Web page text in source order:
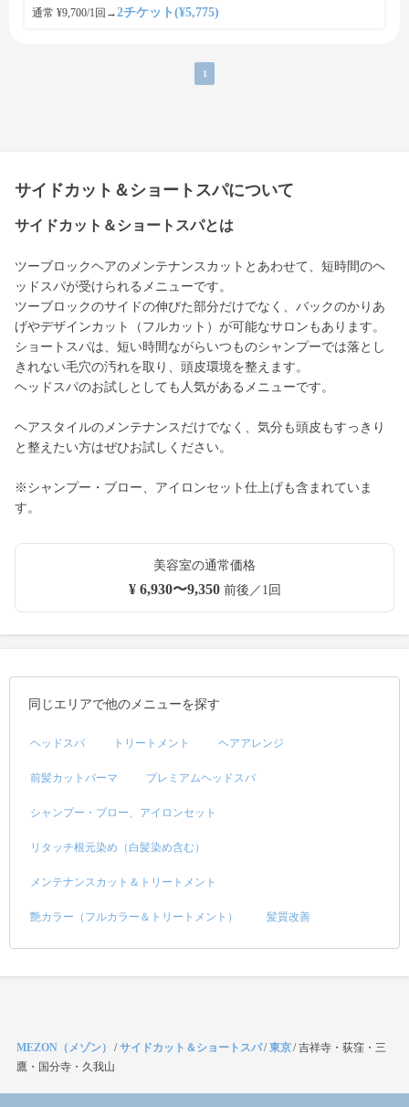
通常 ¥9,700/1回 →2チケット(¥5,775)
1
サイドカット＆ショートスパについて
サイドカット＆ショートスパとは
ツーブロックヘアのメンテナンスカットとあわせて、短時間のヘ
ッドスパが受けられるメニューです。
ツーブロックのサイドの伸びた部分だけでなく、バックのかりあ
げやデザインカット（フルカット）が可能なサロンもあります。
ショートスパは、短い時間ながらいつものシャンプーでは落とし
きれない毛穴の汚れを取り、頭皮環境を整えます。
ヘッドスパのお試しとしても人気があるメニューです。
ヘアスタイルのメンテナンスだけでなく、気分も頭皮もすっきり
と整えたい方はぜひお試しください。
※シャンプー・ブロー、アイロンセット仕上げも含まれていま
す。
美容室の通常価格
¥ 6,930〜9,350前後／1回
同じエリアで他のメニューを探す
ヘッドスパ トリートメント ヘアアレンジ
前髪カットパーマ プレミアムヘッドスパ
シャンプー・ブロー、アイロンセット
リタッチ根元染め（白髪染め含む）
メンテナンスカット＆トリートメント
艶カラー（フルカラー＆トリートメント） 髪質改善
MEZON（メゾン） /サイドカット＆ショートスパ/東京/吉祥寺・荻窪・三
鷹・国分寺・久我山